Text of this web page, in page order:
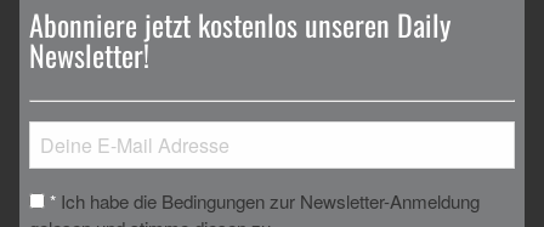
Abonniere jetzt kostenlos unseren Daily
Newsletter!
* Ich habe die Bedingungen zur Newsletter-Anmeldung